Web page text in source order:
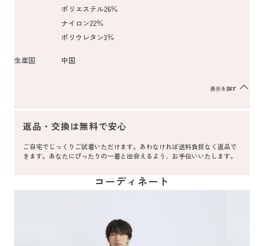
ポリエステル26％
ナイロン22％
ポリウレタン3％
生産国 中国
表示を隠す
返品・交換は無料で安心
ご自宅でじっくりご試着いただけます。あわなければ送料負担なく返品で
きます。あなたにぴったりの一着と出会えるよう、お手伝いいたします。
コーディネート